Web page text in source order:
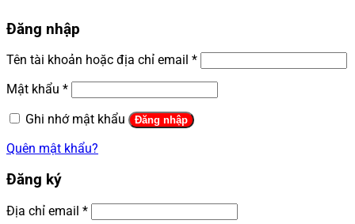
Đăng nhập
Tên tài khoản hoặc địa chỉ email *
Mật khẩu *
Ghi nhớ mật khẩu
Đăng nhập
Quên mật khẩu?
Đăng ký
Địa chỉ email *